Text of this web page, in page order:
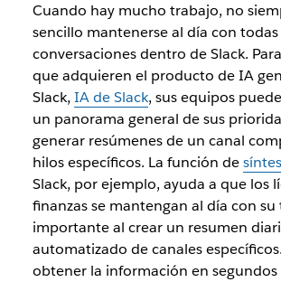
Cuando hay mucho trabajo, no
sencillo mantenerse al día con todas
conversaciones dentro de Slack.
que adquieren el producto de IA
Slack, IA de Slack, sus equipos
un panorama general de sus
generar resúmenes de un canal
hilos específicos. La función de
Slack, por ejemplo, ayuda a que los
finanzas se mantengan al día con
importante al crear un resumen
automatizado de canales
obtener la información en segundos